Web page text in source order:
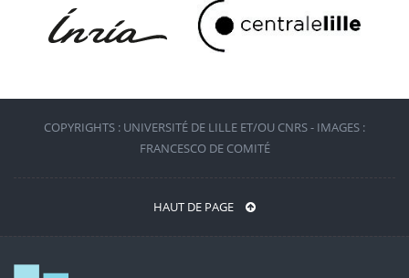
COPYRIGHTS : UNIVERSITÉ DE LILLE ET/OU CNRS - IMAGES :
FRANCESCO DE COMITÉ
HAUT DE PAGE